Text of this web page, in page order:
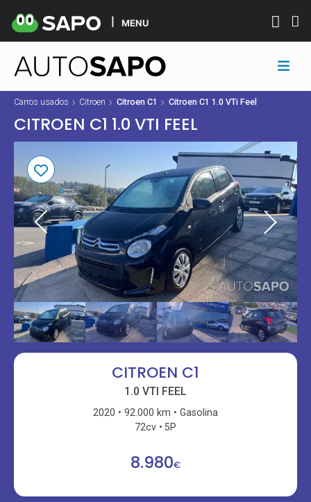
MENU
Carros usados Citroen Citroen C1 Citroen C1 1.0 VTi Feel
CITROEN C1 1.0 VTI FEEL
CITROEN C1
1.0 VTI FEEL
2020 92.000 km
Gasolina
72cv
5P
8.980€